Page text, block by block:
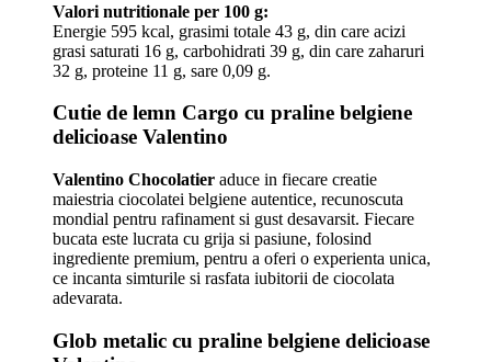
Valori nutritionale per 100 g:
Energie 595 kcal, grasimi totale 43 g, din care acizi
grasi saturati 16 g, carbohidrati 39 g, din care zaharuri
32 g, proteine 11 g, sare 0,09 g.
Cutie de lemn Cargo cu praline belgiene
delicioase Valentino
Valentino Chocolatier aduce in fiecare creatie
maiestria ciocolatei belgiene autentice, recunoscuta
mondial pentru rafinament si gust desavarsit. Fiecare
bucata este lucrata cu grija si pasiune, folosind
ingrediente premium, pentru a oferi o experienta unica,
ce incanta simturile si rasfata iubitorii de ciocolata
adevarata.
Glob metalic cu praline belgiene delicioase